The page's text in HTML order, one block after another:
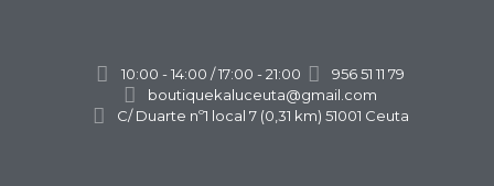
10:00 - 14:00 / 17:00 - 21:00
956 51 11 79
boutiquekaluceuta@gmail.com
C/ Duarte nº1 local 7 (0,31 km) 51001 Ceuta